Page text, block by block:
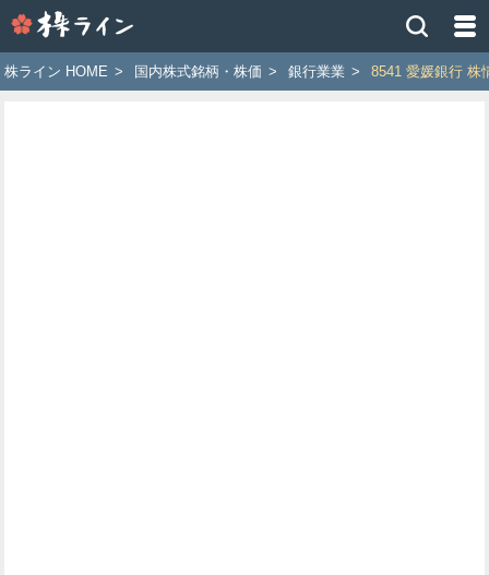
イ
ン
株ライン HOME > 国内株式銘柄・株価 > 銀行業業 > 8541 愛媛銀行 株